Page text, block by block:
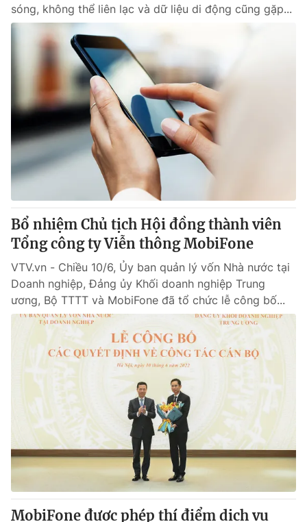
sóng, không thể liên lạc và dữ liệu di động cũng gặp...
Bổ nhiệm Chủ tịch Hội đồng thành viên
Tổng công ty Viễn thông MobiFone
VTV.vn - Chiều 10/6, Ủy ban quản lý vốn Nhà nước tại
Doanh nghiệp, Đảng ủy Khối doanh nghiệp Trung
ương, Bộ TTTT và MobiFone đã tổ chức lễ công bố...
MobiFone được phép thí điểm dịch vụ